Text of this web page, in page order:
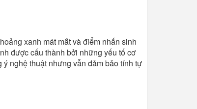
xanh mát mắt và điểm nhấn sinh
được cấu thành bởi những yếu tố cơ
nghệ thuật nhưng vẫn đảm bảo tính tự